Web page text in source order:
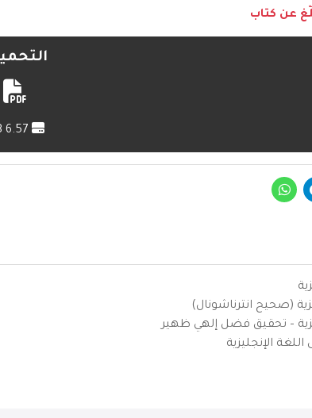
عن كتاب
(صحيح انترناشونال)
– تحقيق فضل إلهي ظهير
الإنجليزية